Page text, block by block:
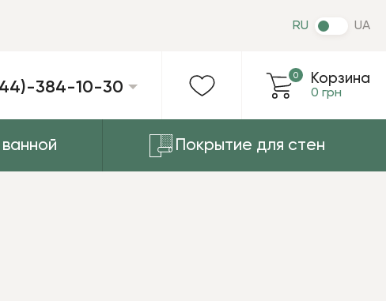
384-10-30
Корзина
0 грн
0
RU UA
Покрытие для стен